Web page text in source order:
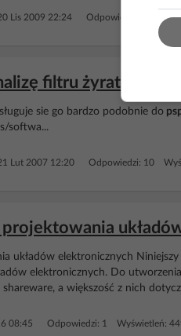
Lis 2009 22:24 Odpowiedzi: 10
filtru
sie go bardzo podobnie do
softwa...
Lut 2007 12:20 Odpowiedzi: 10
układów elektronicznych
elektronicznych. Do
shareware, a większość z nich
08:45 Odpowiedzi: 1 Wyświetleń: